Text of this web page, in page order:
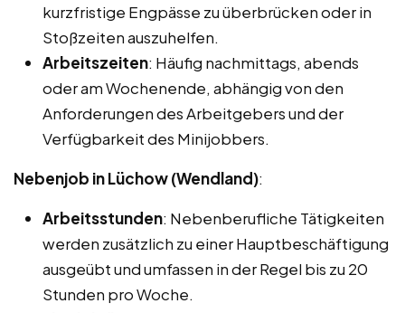
kurzfristige Engpässe zu überbrücken oder in
Stoßzeiten auszuhelfen.
Arbeitszeiten: Häufig nachmittags, abends
oder am Wochenende, abhängig von den
Anforderungen des Arbeitgebers und der
Verfügbarkeit des Minijobbers.
Nebenjob in Lüchow (Wendland):
Arbeitsstunden: Nebenberufliche Tätigkeiten
werden zusätzlich zu einer Hauptbeschäftigung
ausgeübt und umfassen in der Regel bis zu 20
Stunden pro Woche.